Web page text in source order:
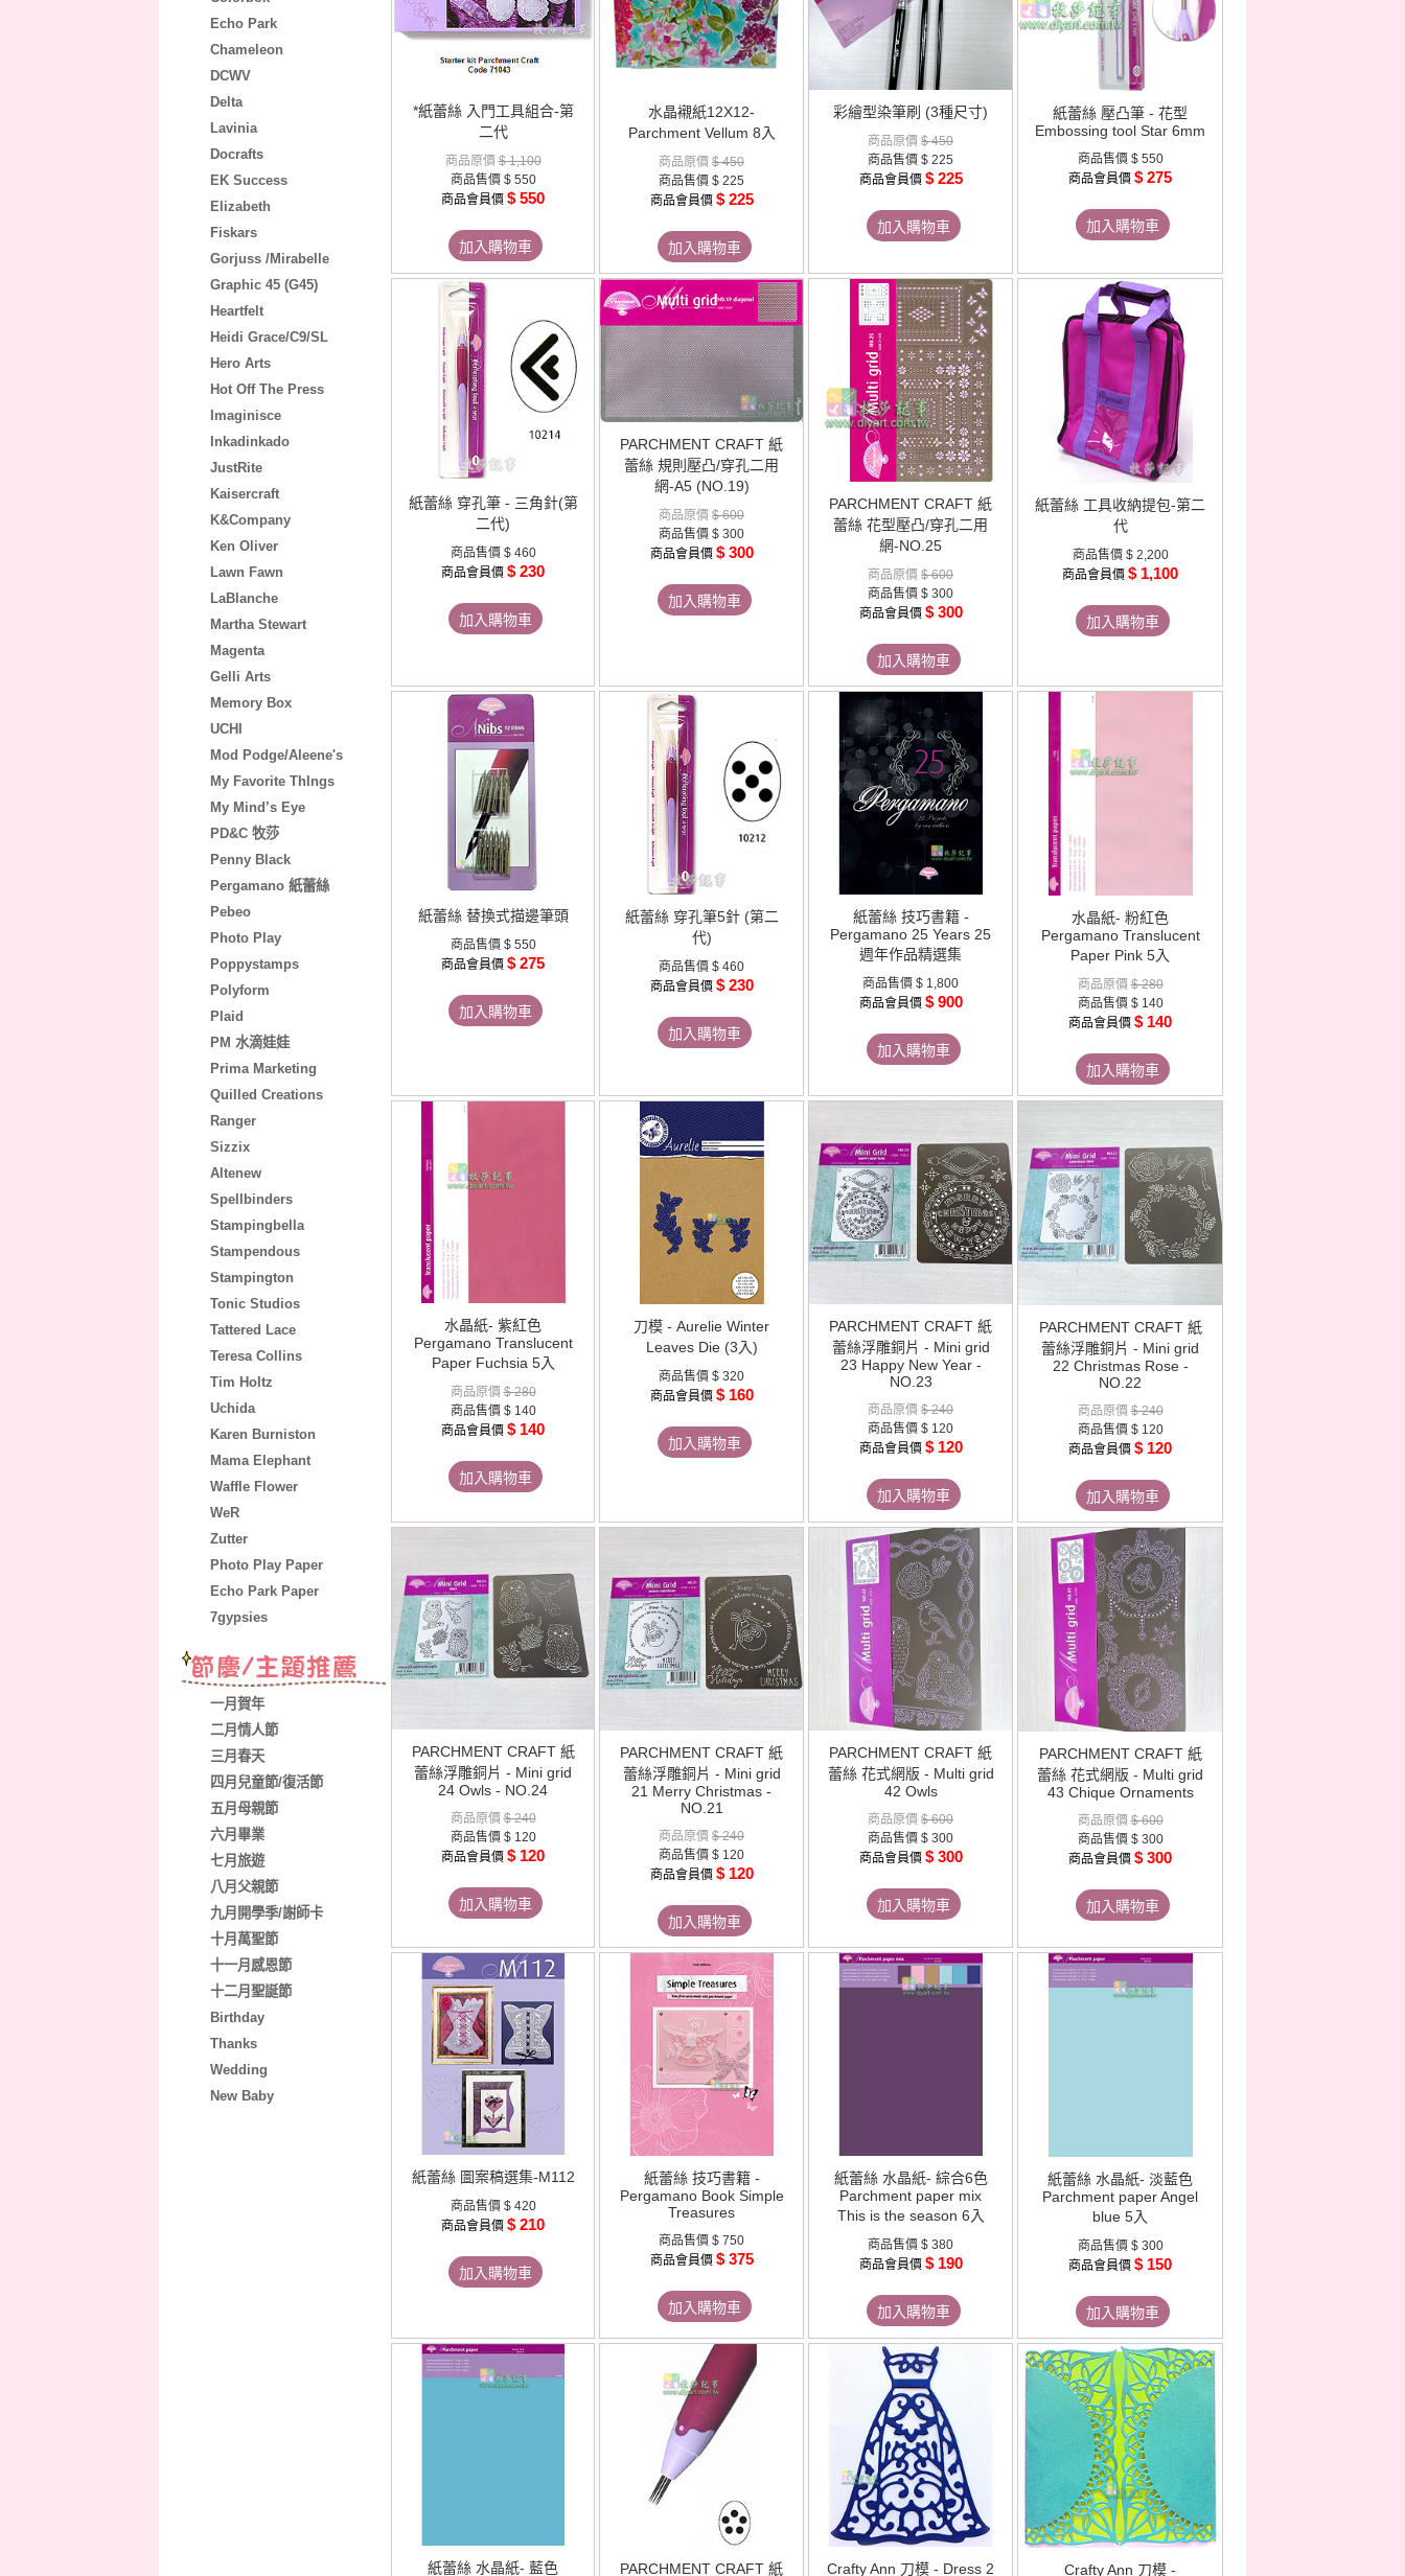
Echo Park
Chameleon
DCWV
Delta
Lavinia
Docrafts
EK Success
Elizabeth
Fiskars
Gorjuss /Mirabelle
Graphic 45 (G45)
Heartfelt
Heidi Grace/C9/SL
Hero Arts
Hot Off The Press
Imaginisce
Inkadinkado
JustRite
Kaisercraft
K&Company
Ken Oliver
Lawn Fawn
LaBlanche
Martha Stewart
Magenta
Gelli Arts
Memory Box
UCHI
Mod Podge/Aleene's
My Favorite ThIngs
My Mind’s Eye
PD&C 牧莎
Penny Black
Pergamano 紙蕾絲
Pebeo
Photo Play
Poppystamps
Polyform
Plaid
PM 水滴娃娃
Prima Marketing
Quilled Creations
Ranger
Sizzix
Altenew
Spellbinders
Stampingbella
Stampendous
Stampington
Tonic Studios
Tattered Lace
Teresa Collins
Tim Holtz
Uchida
Karen Burniston
Mama Elephant
Waffle Flower
WeR
Zutter
Photo Play Paper
Echo Park Paper
7gypsies
一月賀年
二月情人節
三月春天
四月兒童節/復活節
五月母親節
六月畢業
七月旅遊
八月父親節
九月開學季/謝師卡
十月萬聖節
十一月感恩節
十二月聖誕節
Birthday
Thanks
Wedding
New Baby
*紙蕾絲 入門工具組合-第
二代
商品原價$ 1,100
商品售價 $ 550
商品會員價 $ 550
加入購物車
水晶襯紙12X12-
Parchment Vellum 8入
商品原價 $ 450
商品售價 $ 225
商品會員價 $ 225
加入購物車
彩繪型染筆刷 (3種尺寸)
商品原價 $ 450
商品售價 $ 225
商品會員價 $ 225
加入購物車
紙蕾絲 壓凸筆 - 花型
Embossing tool Star 6mm
商品售價 $ 550
商品會員價 $ 275
加入購物車
紙蕾絲 穿孔筆 - 三角針(第
二代)
商品售價 $ 460
商品會員價 $ 230
加入購物車
PARCHMENT CRAFT 紙
蕾絲 規則壓凸/穿孔二用
網-A5 (NO.19)
商品原價 $ 600
商品售價 $ 300
商品會員價 $ 300
加入購物車
PARCHMENT CRAFT 紙
蕾絲 花型壓凸/穿孔二用
網-NO.25
商品原價 $ 600
商品售價 $ 300
商品會員價 $ 300
加入購物車
紙蕾絲 工具收納提包-第二
代
商品售價 $ 2,200
商品會員價 $ 1,100
加入購物車
紙蕾絲 替換式描邊筆頭
商品售價 $ 550
商品會員價 $ 275
加入購物車
紙蕾絲 穿孔筆5針 (第二
代)
商品售價 $ 460
商品會員價 $ 230
加入購物車
紙蕾絲 技巧書籍 -
Pergamano 25 Years 25
週年作品精選集
商品售價 $ 1,800
商品會員價 $ 900
加入購物車
水晶紙- 粉紅色
Pergamano Translucent
Paper Pink 5入
商品原價$ 280
商品售價 $ 140
商品會員價 $ 140
加入購物車
水晶紙- 紫紅色
Pergamano Translucent
Paper Fuchsia 5入
商品原價$ 280
商品售價 $ 140
商品會員價 $ 140
加入購物車
刀模 - Aurelie Winter
Leaves Die (3入)
商品售價 $ 320
商品會員價 $ 160
加入購物車
PARCHMENT CRAFT 紙
蕾絲浮雕銅片 - Mini grid
23 Happy New Year -
NO.23
商品原價 $ 240
商品售價 $ 120
商品會員價 $ 120
加入購物車
PARCHMENT CRAFT 紙
蕾絲浮雕銅片 - Mini grid
22 Christmas Rose -
NO.22
商品原價$ 240
商品售價 $ 120
商品會員價 $ 120
加入購物車
PARCHMENT CRAFT 紙
蕾絲浮雕銅片 - Mini grid
24 Owls - NO.24
商品原價$ 240
商品售價 $ 120
商品會員價 $ 120
加入購物車
PARCHMENT CRAFT 紙
蕾絲浮雕銅片 - Mini grid
21 Merry Christmas -
NO.21
商品原價 $ 240
商品售價 $ 120
商品會員價 $ 120
加入購物車
PARCHMENT CRAFT 紙
蕾絲 花式網版 - Multi grid
42 Owls
商品原價 $ 600
商品售價 $ 300
商品會員價 $ 300
加入購物車
PARCHMENT CRAFT 紙
蕾絲 花式網版 - Multi grid
43 Chique Ornaments
商品原價$ 600
商品售價 $ 300
商品會員價 $ 300
加入購物車
紙蕾絲 圖案稿選集-M112
商品售價 $ 420
商品會員價 $ 210
加入購物車
紙蕾絲 技巧書籍 -
Pergamano Book Simple
Treasures
商品售價 $ 750
商品會員價 $ 375
加入購物車
紙蕾絲 水晶紙- 綜合6色
Parchment paper mix
This is the season 6入
商品售價 $ 380
商品會員價 $ 190
加入購物車
紙蕾絲 水晶紙- 淡藍色
Parchment paper Angel
blue 5入
商品售價 $ 300
商品會員價 $ 150
加入購物車
紙蕾絲 水晶紙- 藍色 PARCHMENT CRAFT 紙 Crafty Ann 刀模 - Dress 2 Crafty Ann 刀模 -